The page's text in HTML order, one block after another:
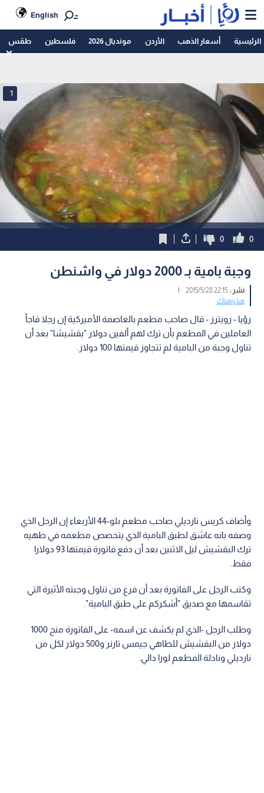
English
الرئيسية أسعار الذهب الأردن مونديال 2026 فلسطين طقس
1
0
0
وجبة بامية بـ 2000 دولار في واشنطن
نشر :22:15 2015/5/28
|
هنا وهناك
رؤيا - رويترز - قال صاحب مطعم بالعاصمة الأميركية إن رجلا فاجأ
العاملين في المطعم بأن ترك لهم ألفين دولار "بقشيشا" بعد أن
تناول وجبة من البامية لم تتجاوز قيمتها 100 دولار.
وأضاف كريس نارديلي صاحب مطعم بلو-44 الأربعاء إن الرجل الذي
وصفه بانه عاشق لطبق البامية الذي يتخصص مطعمه في طهيه
ترك البقشيش ليل الاثنين بعد أن دفع فاتورة قيمتها 93 دولارا
فقط.
وكتب الرجل على الفاتورة بعد أن فرغ من تناول وجبته الأثيرة التي
تقاسمها مع صديق "أشكركم على طبق البامية".
وطلب الرجل -الذي لم يكشف عن اسمه- على الفاتورة منح 1000
دولار من البقشيش للطاهي جيمس تارنر و500 دولار لكل من
نارديلي ونادلة المطعم لورا دالي.